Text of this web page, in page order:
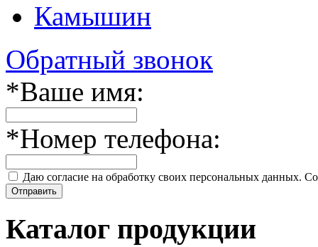
Камышин
Обратный звонок
*Ваше имя:
*Номер телефона:
Даю согласие на обработку своих персональных данных.
Отправить
Каталог продукции